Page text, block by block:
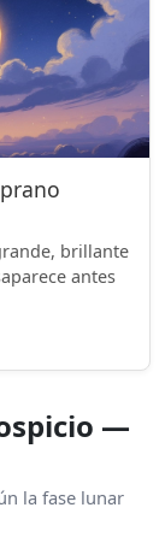
brillante
antes
—
la fase lunar